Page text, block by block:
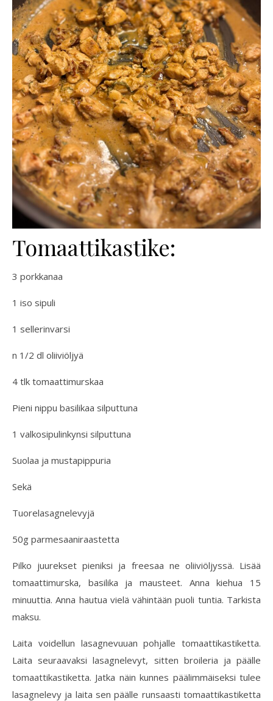
Tomaattikastike:
3 porkkanaa
1 iso sipuli
1 sellerinvarsi
n 1/2 dl oliiviöljyä
4 tlk tomaattimurskaa
Pieni nippu basilikaa silputtuna
1 valkosipulinkynsi silputtuna
Suolaa ja mustapippuria
Sekä
Tuorelasagnelevyjä
50g parmesaaniraastetta
Pilko juurekset pieniksi ja freesaa ne oliiviöljyssä. Lisää
tomaattimurska, basilika ja mausteet. Anna kiehua 15
minuuttia. Anna hautua vielä vähintään puoli tuntia. Tarkista
maksu.
Laita voidellun lasagnevuuan pohjalle tomaattikastiketta.
Laita seuraavaksi lasagnelevyt, sitten broileria ja päälle
tomaattikastiketta. Jatka näin kunnes päälimmäiseksi tulee
lasagnelevy ja laita sen päälle runsaasti tomaattikastiketta